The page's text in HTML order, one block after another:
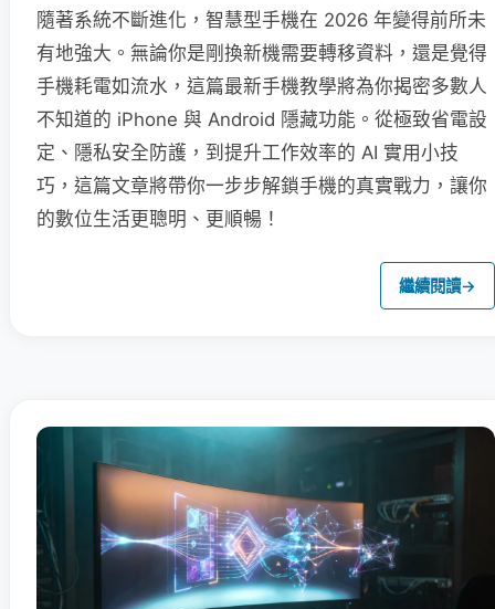
隨著系統不斷進化，智慧型手機在 2026 年變得前所未
有地強大。無論你是剛換新機需要轉移資料，還是覺得
手機耗電如流水，這篇最新手機教學將為你揭密多數人
不知道的 iPhone 與 Android 隱藏功能。從極致省電設
定、隱私安全防護，到提升工作效率的 AI 實用小技
巧，這篇文章將帶你一步步解鎖手機的真實戰力，讓你
的數位生活更聰明、更順暢！
繼續閱讀→